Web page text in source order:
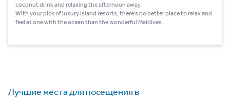
coconut drink and relaxing the afternoon away.
With your pick of luxury island resorts, there’s no better place to relax and
feel at one with the ocean than the wonderful Maldives.
Лучшие места для посещения в